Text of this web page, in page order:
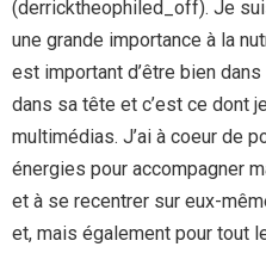
(derricktheophiled_off). Je
une grande importance à la
est important d’être bien
dans sa tête et c’est ce dont
multimédias. J’ai à coeur de
énergies pour accompagner
et à se recentrer sur eux-
et, mais également pour tout